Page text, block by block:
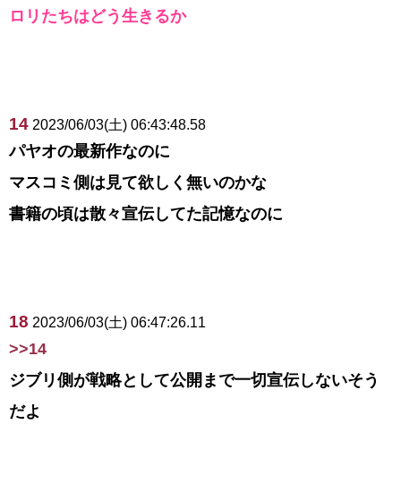
ロリたちはどう生きるか
14 2023/06/03(土) 06:43:48.58
パヤオの最新作なのに
マスコミ側は見て欲しく無いのかな
書籍の頃は散々宣伝してた記憶なのに
18 2023/06/03(土) 06:47:26.11
>>14
ジブリ側が戦略として公開まで一切宣伝しないそう
だよ